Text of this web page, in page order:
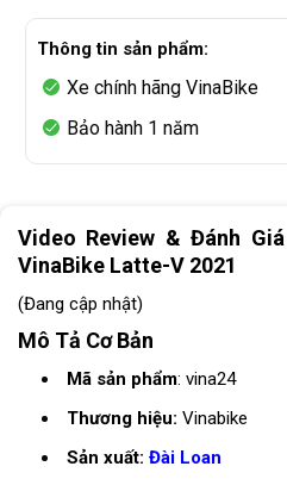
Thông tin sản phẩm:
Xe chính hãng VinaBike
Bảo hành 1 năm
Video Review & Đánh
VinaBike Latte-V 2021
(Đang cập nhật)
Mô Tả Cơ Bản
Mã sản phẩm: vina24
Thương hiệu: Vinabike
Sản xuất: Đài Loan